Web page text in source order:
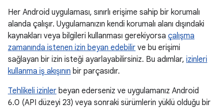
Her Android uygulaması, sınırlı erişime sahip bir korumalı
alanda çalışır. Uygulamanızın kendi korumalı alanı dışındaki
kaynakları veya bilgileri kullanması gerekiyorsa çalışma
zamanında istenen izin beyan edebilir ve bu erişimi
sağlayan bir izin isteği ayarlayabilirsiniz. Bu adımlar, izinleri
kullanma iş akışının bir parçasıdır.
Tehlikeli izinler beyan ederseniz ve uygulamanız Android
6.0 (API düzeyi 23) veya sonraki sürümlerin yüklü olduğu bir